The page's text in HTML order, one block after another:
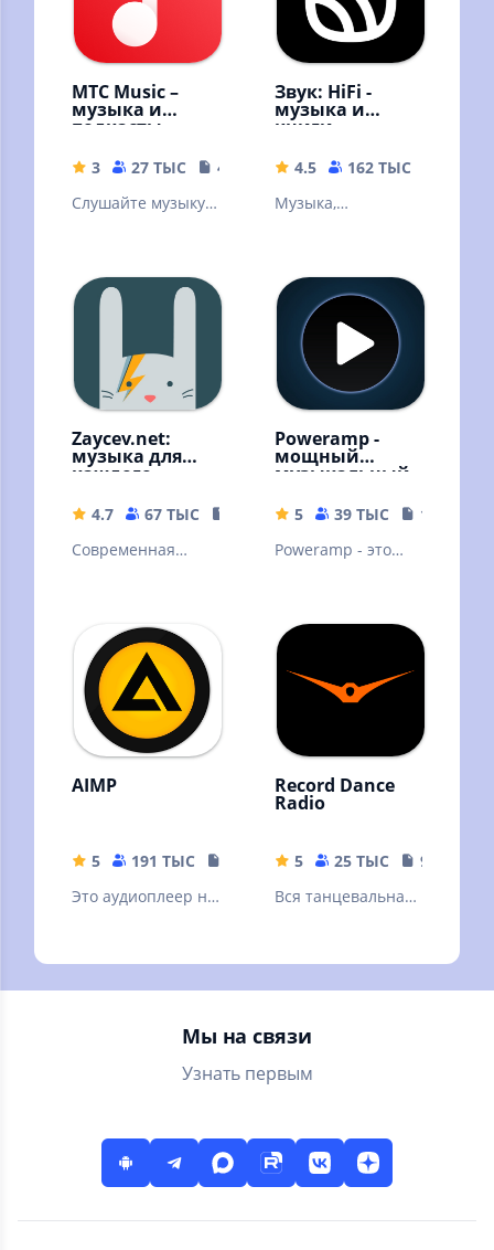
МТС Music –
музыка и
подкасты
3 27 ТЫС
41 MB
Слушайте музыку и
онлайн и без
интернета!
Звук: HiFi -
музыка и
книги
4.5 162 ТЫС
Музыка,
интернета!
Скачивайте песни
и слушайте
оффлайн
Zaycev.net:
музыка для
каждого
4.7 67 ТЫС
54.18 MB
Современная
Poweramp -
мощный
музыкальный
5 39 ТЫС
18.69 MB
Poweramp - это
Андроида.
Пробная версия
AIMP
5 191 ТЫС
19.34 MB
Это аудиоплеер на
Android
Record Dance
Radio
5 25 ТЫС
9.39 MB
Вся танцевальная
Мы на связи
Узнать первым